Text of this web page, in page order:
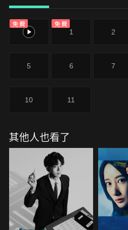
免費
0
免費
1 2
5 6 7
10 11
其他人也看了